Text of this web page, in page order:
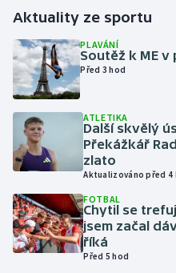
Gymnastika
Házená
Jezdectví
Judo
Krasobruslení
Lezení
Aktuality ze sportu
PLAVÁNÍ
Soutěž k ME v
Před 3 hod
ATLETIKA
Další skvělý
Překážkář
zlato
Aktualizováno před 4
FOTBAL
Chytil se
jsem začal
říká
Před 5 hod